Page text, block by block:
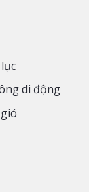
di động